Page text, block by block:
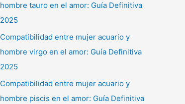
hombre tauro en el amor: Guía Definitiva
2025
Compatibilidad entre mujer acuario y
hombre virgo en el amor: Guía Definitiva
2025
Compatibilidad entre mujer acuario y
hombre piscis en el amor: Guía Definitiva